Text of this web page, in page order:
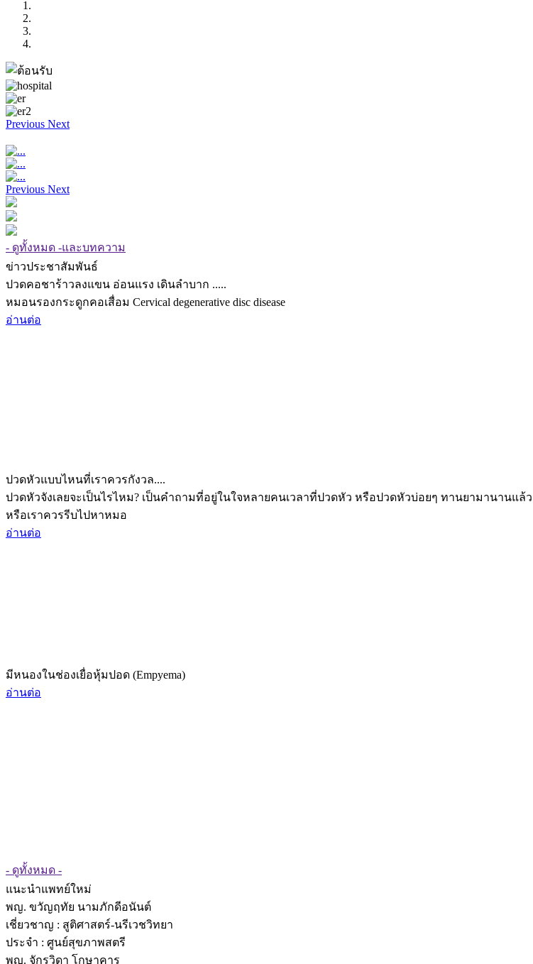
Previous Next
Previous Next
- ดูทั้งหมด -และบทความ
ข่าวประชาสัมพันธ์
ปวดคอชาร้าวลงแขน อ่อนแรง เดินลำบาก .....
หมอนรองกระดูกคอเสื่อม Cervical degenerative disc disease
อ่านต่อ
ปวดหัวแบบไหนที่เราควรกังวล....
ปวดหัวจังเลยจะเป็นไรไหม? เป็นคำถามที่อยู่ในใจหลายคนเวลาที่ปวดหัว หรือปวดหัวบ่อยๆ ทานยามานานแ
หรือเราควรรีบไปหาหมอ
อ่านต่อ
มีหนองในช่องเยื่อหุ้มปอด (Empyema)
อ่านต่อ
- ดูทั้งหมด -
แนะนำแพทย์ใหม่
พญ. ขวัญฤทัย นามภักดีอนันต์
เชี่ยวชาญ : สูติศาสตร์-นรีเวชวิทยา
ประจำ : ศูนย์สุขภาพสตรี
พญ. จักรวิดา โกษาคาร